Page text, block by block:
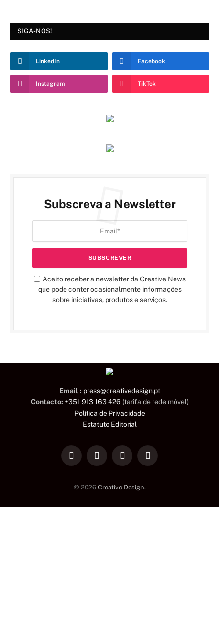
SIGA-NOS!
LinkedIn Facebook
Instagram TikTok
Subscreva a Newsletter
Aceito receber a newsletter da Creative News
que pode conter ocasionalmente informações
sobre iniciativas, produtos e serviços.
Email : press@creativedesign.pt
Contacto: +351 913 163 426 (tarifa de rede móvel)
Política de Privacidade
Estatuto Editorial
LinkedInFacebookInstagramTikTok
© 2026 Creative Design.